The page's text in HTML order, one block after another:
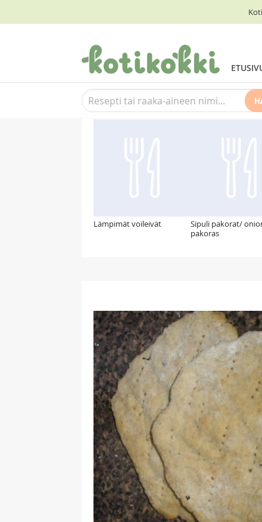
Suosittelemme myös
Lämpimät voileivät
Sipuli pakorat/
pakoras